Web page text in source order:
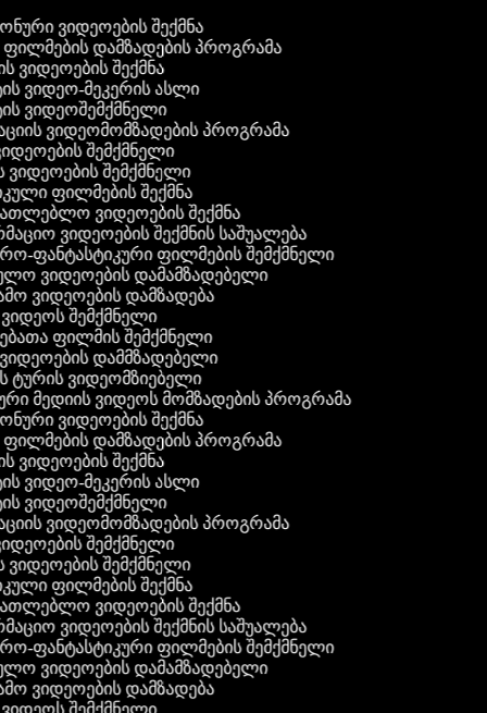
ვიდეოების შექმნა
ფილმების დამზადების პროგრამა
ვიდეოების შექმნა
ვიდეო-მეკერის ასლი
ვიდეოშემქმნელი
ვიდეომომზადების პროგრამა
შემქმნელი
ვიდეოების შემქმნელი
ფილმების შექმნა
ვიდეოების შექმნა
ვიდეოების შექმნის საშუალება
ფანტასტიკური ფილმების შემქმნელი
ვიდეოების დამამზადებელი
ვიდეოების დამზადება
ვიდეოს შემქმნელი
ფილმის შემქმნელი
ვიდეოების დამმზადებელი
ტურის ვიდეომზიებელი
მედიის ვიდეოს მომზადების პროგრამა
ვიდეოების შექმნა
ფილმების დამზადების პროგრამა
ვიდეოების შექმნა
ვიდეო-მეკერის ასლი
ვიდეოშემქმნელი
ვიდეომომზადების პროგრამა
შემქმნელი
ვიდეოების შემქმნელი
ფილმების შექმნა
ვიდეოების შექმნა
ვიდეოების შექმნის საშუალება
ფანტასტიკური ფილმების შემქმნელი
ვიდეოების დამამზადებელი
ვიდეოების დამზადება